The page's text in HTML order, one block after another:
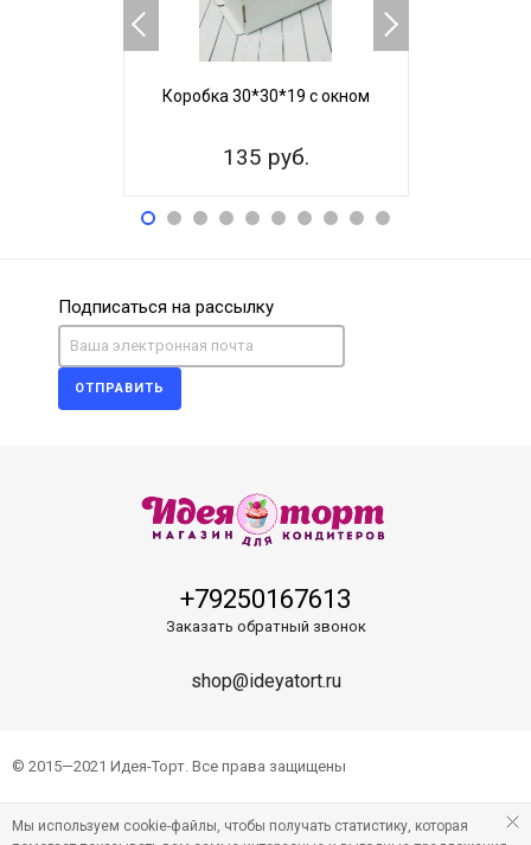
Коробка 30*30*19 с окном
135 руб.
Подписаться на рассылку
ОТПРАВИТЬ
+79250167613
Заказать обратный звонок
shop@ideyatort.ru
© 2015—2021 Идея-Торт. Все права защищены
Мы используем cookie-файлы, чтобы получать статистику, которая